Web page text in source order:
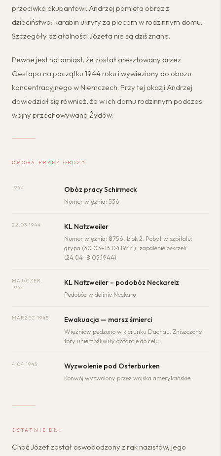
przeciwko okupantowi. Andrzej pamięta obraz z
dzieciństwa: karabin ukryty za piecem w rodzinnym domu.
Szczegóły działalności Józefa nie są dziś znane.
Pewne jest natomiast, że został aresztowany przez
Gestapo na początku 1944 roku i wywieziony do obozu
koncentracyjnego w Niemczech. Przy tej okazji Andrzej
dowiedział się również, że w ich domu rodzinnym podczas
wojny przechowywano Żydów.
DROGA PRZEZ OBOZY
1944 Obóz pracy Schirmeck
Numer więźnia: 536
22.03.1944 KL Natzweiler
Numer więźnia: 8756, blok 2. Pobyt w szpitalu:
grypa (30.03–13.04.1944), zapalenie oskrzeli
(24.04–8.05.1944)
MAJ/CZER.
1944
KL Natzweiler – podobóz Neckarelz
Podobóz w dolinie Neckaru
MARZEC 1945 Ewakuacja — marsz śmierci
Więźniów pędzono w kierunku Dachau. Zniszczone
tory uniemożliwiły dotarcie do celu.
4.04.1945 Wyzwolenie pod Osterburken
Konwój wyzwolony przez wojska amerykańskie
OSTATNIE DNI
Choć Józef został oswobodzony z rąk nazistów, jego